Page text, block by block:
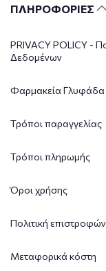
ΠΛΗΡΟΦΟΡΙΕΣ
PRIVACY POLICY -
Δεδομένων
Φαρμακεία Γλυφάδα
Τρόποι παραγγελίας
Τρόποι πληρωμής
Όροι χρήσης
Πολιτική επιστροφών
Μεταφορικά κόστη